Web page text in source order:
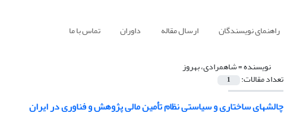
راهنمای نویسندگان ارسال مقاله داوران تماس با ما
نویسنده =شاهمرادی، بهروز
تعداد مقالات: 1
چالش‏های ساختاری و سیاستی نظام تأمین مالی پژوهش و فناوری در ایران